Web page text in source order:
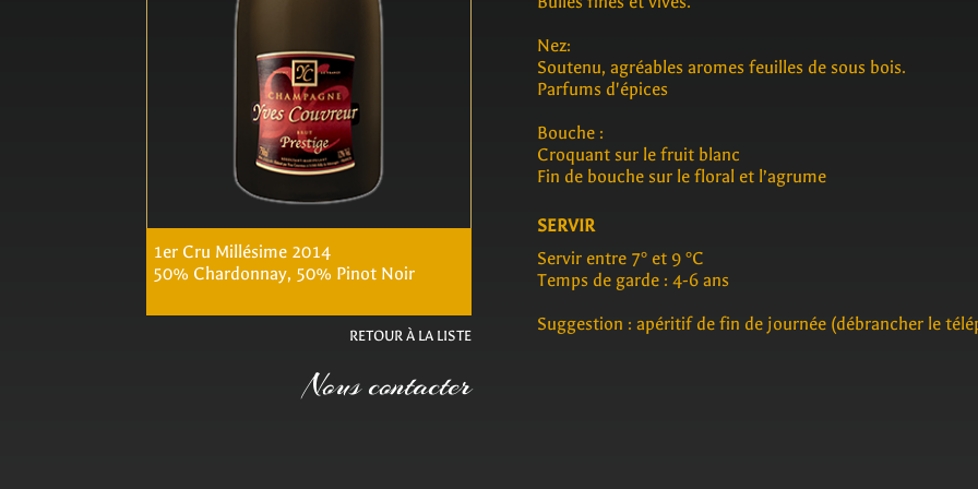
1er Cru Millésime 2014
50% Chardonnay, 50% Pinot Noir
RETOUR À LA LISTE
Nous contacter
Nez:
Soutenu, agréables aromes feuilles de sous bois.
Parfums d'épices
Bouche :
Croquant sur le fruit blanc
Fin de bouche sur le floral et l’agrume
SERVIR
Servir entre 7° et 9 °C
Temps de garde : 4-6 ans
Suggestion : apéritif de fin de journée (débrancher le